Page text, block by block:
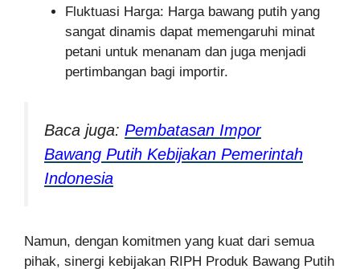
Fluktuasi Harga: Harga bawang putih yang
sangat dinamis dapat memengaruhi minat
petani untuk menanam dan juga menjadi
pertimbangan bagi importir.
Baca juga: Pembatasan Impor
Bawang Putih Kebijakan Pemerintah
Indonesia
Namun, dengan komitmen yang kuat dari semua
pihak, sinergi kebijakan RIPH Produk Bawang Putih